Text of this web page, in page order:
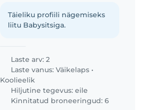
Täieliku profiili nägemiseks
liitu Babysitsiga.
Laste arv: 2
Laste vanus:Väikelaps •
Koolieelik
Hiljutine tegevus: eile
Kinnitatud broneeringud: 6